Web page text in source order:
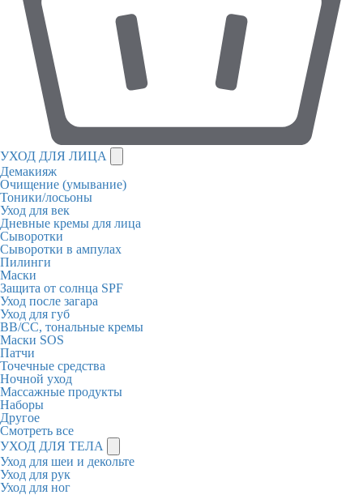
УХОД ДЛЯ ЛИЦА
Демакияж
Очищение (умывание)
Тоники/лосьоны
Уход для век
Дневные кремы для лица
Сыворотки
Сыворотки в ампулах
Пилинги
Маски
Защита от солнца SPF
Уход после загара
Уход для губ
BB/CC, тональные кремы
Маски SOS
Патчи
Точечные средства
Ночной уход
Массажные продукты
Наборы
Другое
Смотреть все
УХОД ДЛЯ ТЕЛА
Уход для шеи и декольте
Уход для рук
Уход для ног